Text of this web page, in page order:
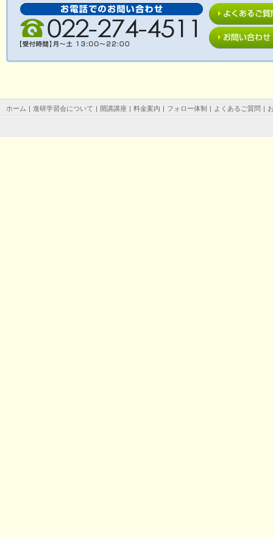
ホーム | 進研学習会について | 開講講座 | 料金案内 | フォロー体制 | よくあるご質問 |